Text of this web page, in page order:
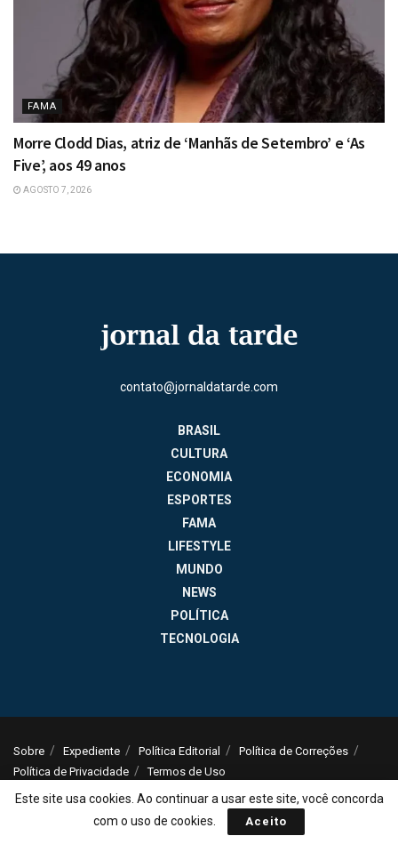
FAMA
Morre Clodd Dias, atriz de ‘Manhãs de Setembro’ e ‘As
Five’, aos 49 anos
AGOSTO 7, 2026
contato@jornaldatarde.com
BRASIL
CULTURA
ECONOMIA
ESPORTES
FAMA
LIFESTYLE
MUNDO
NEWS
POLÍTICA
TECNOLOGIA
Sobre Expediente Política Editorial
Política de Correções
Política de Privacidade
Termos de Uso
© 2025Jornal da Tarde- Notícias do Brasil e do mundo - ISSN: 1516-294X -
contato@jornaldatarde.com
Este site usa cookies. Ao continuar a usar este site, você concorda
com o uso de cookies.
Aceito